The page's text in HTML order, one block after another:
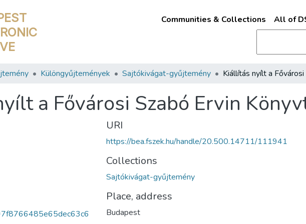
Communities & Collections All of
Különgyűjtemények Sajtókivágat-gyűjtemény
a Fővárosi Szabó Ervin
URI
https://bea.fszek.hu/handle/20.500.14711/111941
Collections
Sajtókivágat-gyűjtemény
Place, address
Budapest